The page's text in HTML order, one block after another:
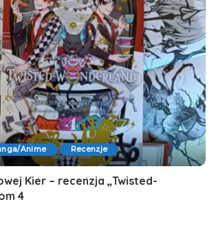
Anime Recenzje
Kier – recenzja „Twisted-
4